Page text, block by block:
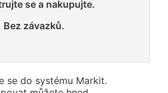
se a nakupujte.
Bez závazků.
se do systému Markit.